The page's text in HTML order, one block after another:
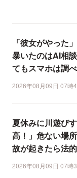
「彼女がやった
暴いたのはAI相
てもスマホは調
2026年08月09日 07時
夏休みに川遊び
高！」危ない場
故が起きたら法
2026年08月09日 07時